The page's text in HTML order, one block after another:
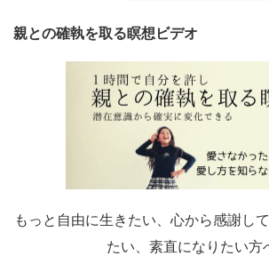
親との確執を取る瞑想ビデオ
もっと自由に生きたい、心から感謝し
たい、素直になりたい方